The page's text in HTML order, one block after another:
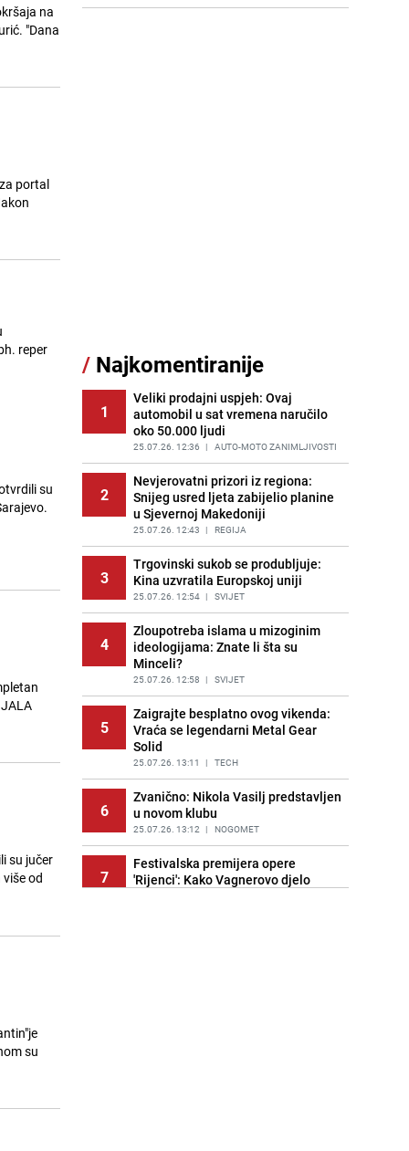
na
"Dana
portal
reper
su
su jučer
od
su
11
listi: Ovo su lokacije prvih Lidl
PRIJE OKO 18H | BOSNA I HERCEGOVINA
Gosti iz Njemačke napravili požar u
apartmanu u Istri, vlasniku se
smijali i pokazivali srednji prst
PRIJE 2 DANA | REGIJA
Kako očistiti staklo od tuš-kabina:
Jednostavni savjeti za očuvanje
sjaja
PRIJE 1 DAN | ŽIVOT I STIL
14
Očistite rernu bez hemikalija:
Poznata stručnjakinja dijeli savjete
PRIJE 2 DANA | ŽIVOT I STIL
Novi detalji istrage: Ruske službe
otkrile moguć uzrok tragedije bh.
planinara na Elbrusu
PRIJE 1 DAN | SVIJET
/ Najkomentiranije
1
Veliki prodajni uspjeh: Ovaj
automobil u sat vremena naručilo
oko 50.000 ljudi
25.07.26. 12:36 | AUTO-MOTO ZANIMLJIVOSTI
2
Nevjerovatni prizori iz regiona:
Snijeg usred ljeta zabijelio planine
u Sjevernoj Makedoniji
25.07.26. 12:43 | REGIJA
3
Trgovinski sukob se produbljuje:
Kina uzvratila Europskoj uniji
25.07.26. 12:54 | SVIJET
4
Zloupotreba islama u mizoginim
ideologijama: Znate li šta su
Minceli?
25.07.26. 12:58 | SVIJET
5
Zaigrajte besplatno ovog vikenda:
Vraća se legendarni Metal Gear
Solid
25.07.26. 13:11 | TECH
6
Zvanično: Nikola Vasilj predstavljen
u novom klubu
25.07.26. 13:12 | NOGOMET
7
Festivalska premijera opere
'Rijenci': Kako Vagnerovo djelo